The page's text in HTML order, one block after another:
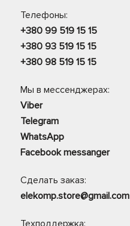
Телефоны:
+380 99 519 15 15
+380 93 519 15 15
+380 98 519 15 15
Мы в мессенджерах:
Viber
Telegram
WhatsApp
Facebook messanger
Сделать заказ:
elekomp.store@gmail.com
Техподдержка: